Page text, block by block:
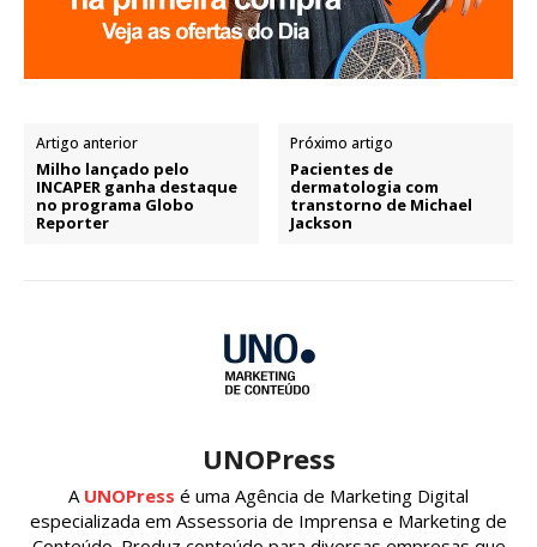
Artigo anterior
Milho lançado pelo
INCAPER ganha destaque
no programa Globo
Reporter
Próximo artigo
Pacientes de
dermatologia com
transtorno de Michael
Jackson
UNOPress
A UNOPress é uma Agência de Marketing Digital
especializada em Assessoria de Imprensa e Marketing de